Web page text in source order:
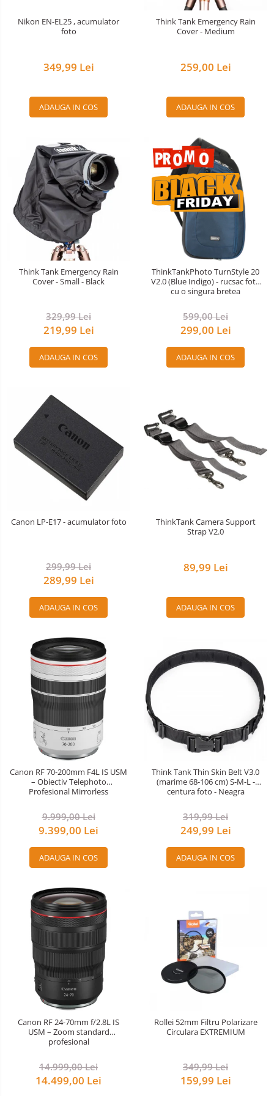
Accesorii diverse
Nikon EN-EL25 , acumulator
foto
349,99 Lei
ADAUGA IN COS
Think Tank Emergency Rain
Cover - Medium
259,00 Lei
ADAUGA IN COS
Think Tank Emergency Rain
Cover - Small - Black
329,99 Lei
219,99 Lei
ADAUGA IN COS
ThinkTankPhoto TurnStyle 20
V2.0 (Blue Indigo) - rucsac foto
cu o singura bretea
599,00 Lei
299,00 Lei
ADAUGA IN COS
Canon LP-E17 - acumulator foto
299,99 Lei
289,99 Lei
ADAUGA IN COS
ThinkTank Camera Support
Strap V2.0
89,99 Lei
ADAUGA IN COS
Canon RF 70-200mm F4L IS USM
– Obiectiv Telephoto
Profesional Mirrorless
9.999,00 Lei
9.399,00 Lei
ADAUGA IN COS
Think Tank Thin Skin Belt V3.0
(marime 68-106 cm) S-M-L -
centura foto - Neagra
319,99 Lei
249,99 Lei
ADAUGA IN COS
Canon RF 24-70mm f/2.8L IS
USM – Zoom standard
profesional
14.999,00 Lei
14.499,00 Lei
Rollei 52mm Filtru Polarizare
Circulara EXTREMIUM
349,99 Lei
159,99 Lei